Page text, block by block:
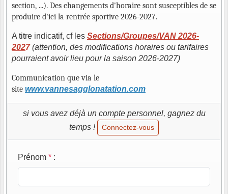
section, ...). Des changements d'horaire sont susceptibles de se
produire d'ici la rentrée sportive 2026-2027.
A titre indicatif, cf les Sections/Groupes/VAN 2026-
2027 (attention, des modifications horaires ou tarifaires
pourraient avoir lieu pour la saison 2026-2027)
Communication que via le
site www.vannesagglonatation.com
si vous avez déjà un compte personnel, gagnez du
temps !
Connectez-vous
Prénom * :